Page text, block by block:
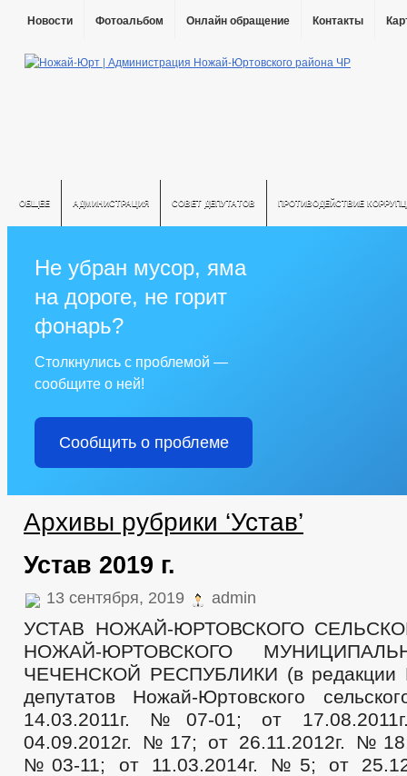
Новости Фотоальбом Онлайн обращение Контакты
ОБЩЕЕ АДМИНИСТРАЦИЯ СОВЕТ ДЕПУТАТОВ ПРОТИВОДЕЙСТВИЕ
Не убран мусор, яма
на дороге, не горит
фонарь?
Столкнулись с проблемой —
сообщите о ней!
Сообщить о проблеме
Архивы рубрики ‘Устав’
Устав 2019 г.
13 сентября, 2019 admin
УСТАВ НОЖАЙ-ЮРТОВСКОГО
НОЖАЙ-ЮРТОВСКОГО
ЧЕЧЕНСКОЙ РЕСПУБЛИКИ (в редакции
депутатов Ножай-Юртовского
14.03.2011г. №07-01; от
04.09.2012г. №17; от 26.11.2012г.
№03-11; от 11.03.2014г. №5; от